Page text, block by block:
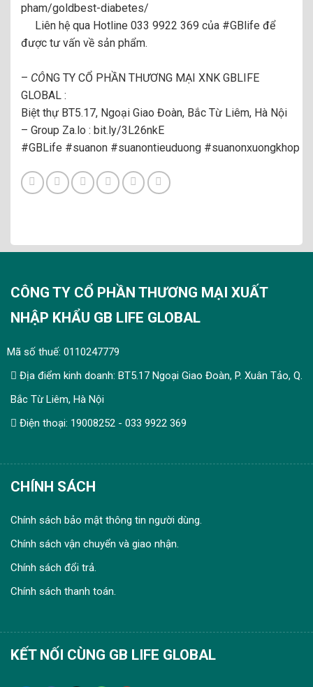
pham/goldbest-diabetes/
Liên hệ qua Hotline 033 9922 369 của #GBlife để
được tư vấn về sản phẩm.
– CÔ NG TY CỔ PHẦN THƯƠNG MẠI XNK GBLIFE
GLOBAL :
Biệt thự BT5.17, Ngoại Giao Đoàn, Bắc Từ Liêm, Hà Nội
– Group Za.lo : bit.ly/3L26nkE
#GBLife #suanon #suanontieuduong #suanonxuongkhop
CÔNG TY CỔ PHẦN THƯƠNG MẠI XUẤT
NHẬP KHẨU GB LIFE GLOBAL
Mã số thuế: 0110247779
Địa điểm kinh doanh: BT5.17 Ngoại Giao Đoàn, P. Xuân Tảo, Q.
Bắc Từ Liêm, Hà Nội
Điện thoại: 19008252 - 033 9922 369
CHÍNH SÁCH
Chính sách bảo mật thông tin người dùng.
Chính sách vận chuyển và giao nhận.
Chính sách đổi trả.
Chính sách thanh toán.
KẾT NỐI CÙNG GB LIFE GLOBAL